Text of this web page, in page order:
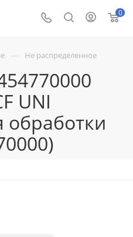
0
— Не распределенное
UNI